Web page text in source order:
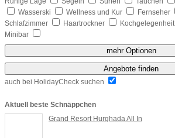
Wasserski
Wellness und Kur Fernseher
Schlafzimmer
Haartrockner Kochgelegenheit
Minibar
mehr Optionen
Angebote finden
auch bei HolidayCheck suchen
Aktuell beste Schnäppchen
Grand Resort Hurghada All In